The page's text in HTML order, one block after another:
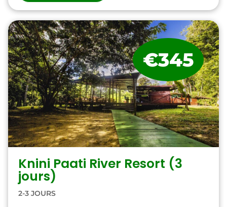
Knini Paati River Resort (3
jours)
2-3 JOURS
€345